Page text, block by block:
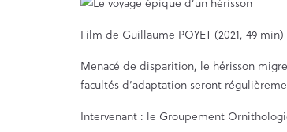
Film de Guillaume POYET (2021, 49 min)
Menacé de disparition, le hérisson
facultés d’adaptation seront
Intervenant : le Groupement